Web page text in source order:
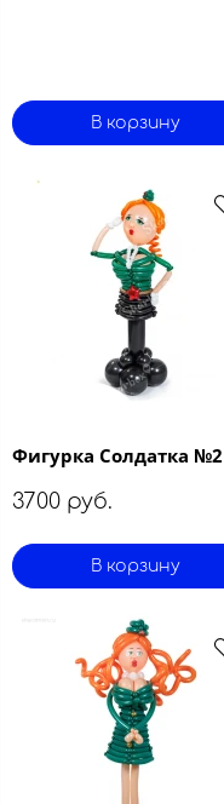
В корзину
Фигурка Солдатка №2
3700 руб.
В корзину